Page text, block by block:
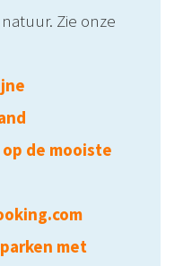
Zie onze
op de mooiste
met